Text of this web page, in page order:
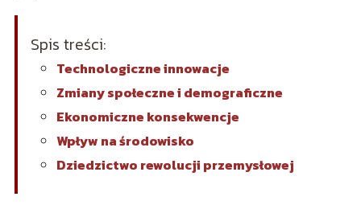
Spis treści:
Technologiczne innowacje
Zmiany społeczne i demograficzne
Ekonomiczne konsekwencje
Wpływ na środowisko
Dziedzictwo rewolucji przemysłowej